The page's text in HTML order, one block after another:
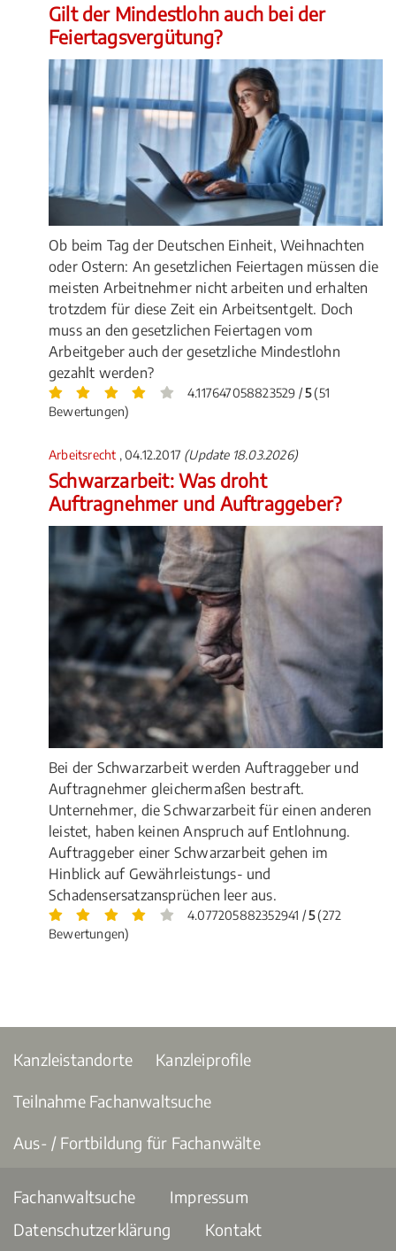
Gilt der Mindestlohn auch bei der
Feiertagsvergütung?
Ob beim Tag der Deutschen Einheit, Weihnachten
oder Ostern: An gesetzlichen Feiertagen müssen die
meisten Arbeitnehmer nicht arbeiten und erhalten
trotzdem für diese Zeit ein Arbeitsentgelt. Doch
muss an den gesetzlichen Feiertagen vom
Arbeitgeber auch der gesetzliche Mindestlohn
gezahlt werden?
4.117647058823529 /5(51
Bewertungen)
Arbeitsrecht , 04.12.2017 (Update 18.03.2026)
Schwarzarbeit: Was droht
Auftragnehmer und Auftraggeber?
Bei der Schwarzarbeit werden Auftraggeber und
Auftragnehmer gleichermaßen bestraft.
Unternehmer, die Schwarzarbeit für einen anderen
leistet, haben keinen Anspruch auf Entlohnung.
Auftraggeber einer Schwarzarbeit gehen im
Hinblick auf Gewährleistungs- und
Schadensersatzansprüchen leer aus.
4.077205882352941 /5(272
Bewertungen)
Kanzleistandorte Kanzleiprofile
Teilnahme Fachanwaltsuche
Aus- / Fortbildung für Fachanwälte
Fachanwaltsuche
Impressum
Datenschutzerklärung
Kontakt